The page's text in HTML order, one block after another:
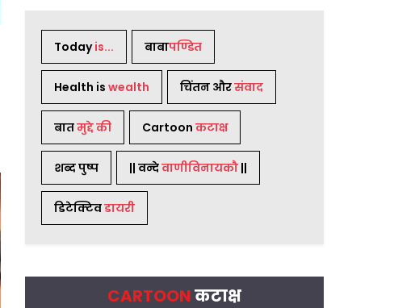
Todayis... बाबापण्डित
Health is wealth चिंतन औरसंवाद
बातमुद्दे की Cartoon कटाक्ष
शब्द पुष्प || वन्देवाणीविनायकौ ||
डिटेक्टिवडायरी
CARTOONकटाक्ष